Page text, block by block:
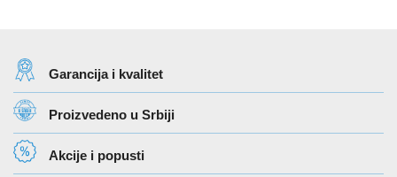
Garancija i kvalitet
Proizvedeno u Srbiji
Akcije i popusti